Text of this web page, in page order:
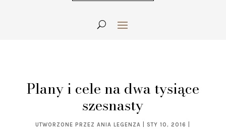
Plany i cele na dwa tysiące
szesnasty
UTWORZONE PRZEZANIA LEGENZA STY 10, 2016